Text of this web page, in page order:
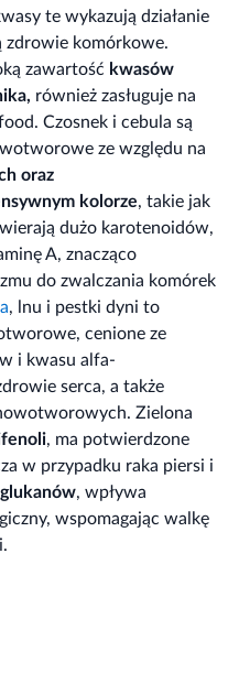
te wykazują działanie
zdrowie komórkowe.
zawartość kwasów
również zasługuje na
Czosnek i cebula są
ze względu na
oraz
kolorze, takie jak
dużo karotenoidów,
A, znacząco
do zwalczania komórek
, lnu i pestki dyni to
cenione ze
i kwasu alfa-
serca, a także
Zielona
, ma potwierdzone
w przypadku raka piersi i
, wpływa
wspomagając walkę